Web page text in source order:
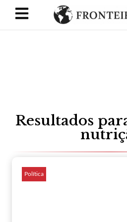
Resultados
Política